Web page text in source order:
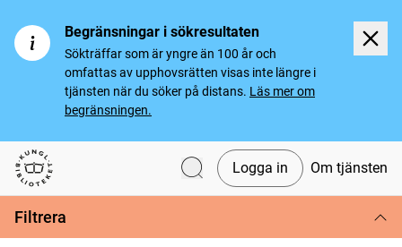
Begränsningar i sökresultaten
Sökträffar som är yngre än 100 år och
omfattas av upphovsrätten visas inte längre i
tjänsten när du söker på distans. Läs mer om
begränsningen.
Svenska tidningar
Logga in Om tjänsten
Filtrera